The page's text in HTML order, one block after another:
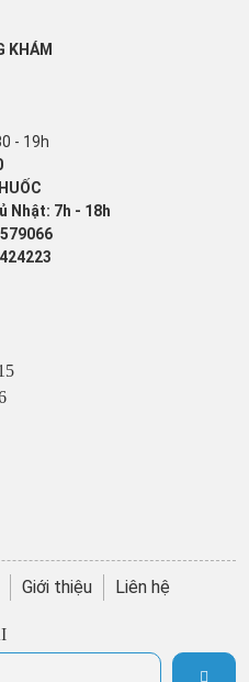
KHÁM
- 19h
Nhật: 7h - 18h
Giới thiệu Liên hệ